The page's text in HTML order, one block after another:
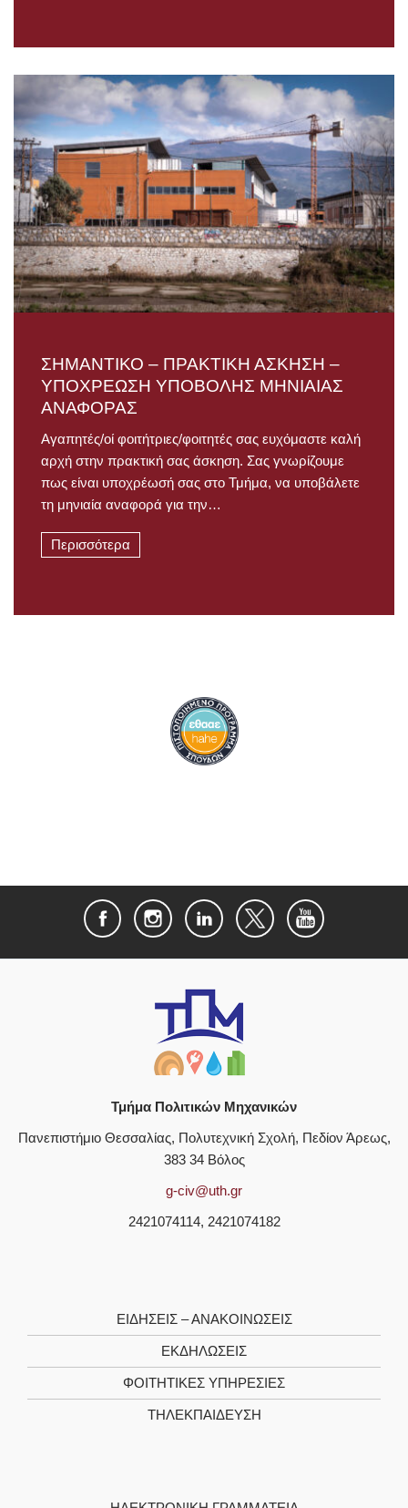
ΣΗΜΑΝΤΙΚΟ – ΠΡΑΚΤΙΚΗ ΑΣΚΗΣΗ –
ΥΠΟΧΡΕΩΣΗ ΥΠΟΒΟΛΗΣ ΜΗΝΙΑΙΑΣ
ΑΝΑΦΟΡΑΣ
Αγαπητές/οί φοιτήτριες/φοιτητές σας ευχόμαστε καλή
αρχή στην πρακτική σας άσκηση. Σας γνωρίζουμε
πως είναι υποχρέωσή σας στο Τμήμα, να υποβάλετε
τη μηνιαία αναφορά για την…
Περισσότερα
Τμήμα Πολιτικών Μηχανικών
Πανεπιστήμιο Θεσσαλίας, Πολυτεχνική Σχολή, Πεδίον Άρεως,
383 34 Βόλος
g-civ@uth.gr
2421074114, 2421074182
ΕΙΔΗΣΕΙΣ – ΑΝΑΚΟΙΝΩΣΕΙΣ
ΕΚΔΗΛΩΣΕΙΣ
ΦΟΙΤΗΤΙΚΈΣ ΥΠΗΡΕΣΊΕΣ
ΤΗΛΕΚΠΑΊΔΕΥΣΗ